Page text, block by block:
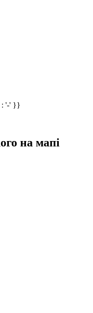
: '-' }}
на мапі